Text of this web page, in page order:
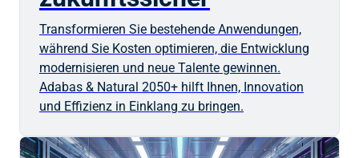
Transformieren Sie bestehende Anwendungen,
während Sie Kosten optimieren, die Entwicklung
modernisieren und neue Talente gewinnen.
Adabas & Natural 2050+ hilft Ihnen, Innovation
und Effizienz in Einklang zu bringen.